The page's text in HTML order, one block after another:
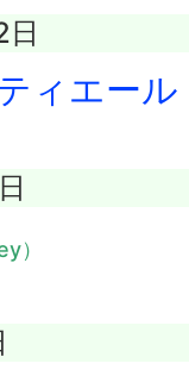
ィエール
）